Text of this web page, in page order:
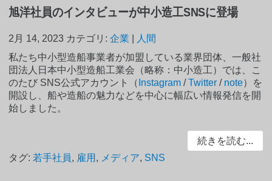
旭洋社員のインタビューが中小造工SNSに登場
2月 14, 2023 カテゴリ:企業
人間
私たち中小型造船事業者が加盟している業界団体、一般社
団法人日本中小型造船工業会（略称：中小造工）では、こ
のたび SNS公式アカウント（ Instagram /Twitter / note）を
開設し、船や造船の魅力などを中心に幅広い情報発信を開
始しました。
続きを読む...
タグ: 若手社員, 雇用 , メディア, SNS